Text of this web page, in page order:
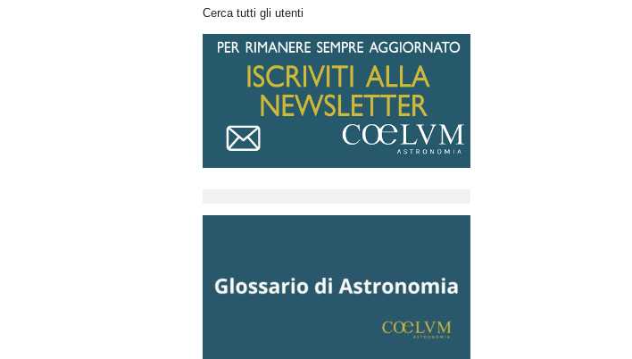
Cerca tutti gli utenti